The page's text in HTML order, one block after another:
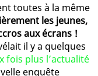
toutes à la même
les jeunes,
aux écrans !
il y a quelques
fois plus l’actualité
enquête